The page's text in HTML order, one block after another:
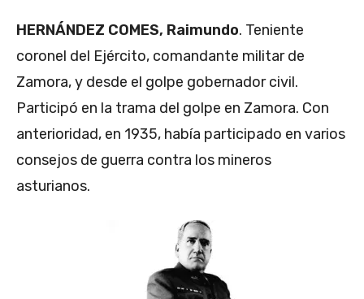
HERNÁNDEZ COMES, Raimundo. Teniente
coronel del Ejército, comandante militar de
Zamora, y desde el golpe gobernador civil.
Participó en la trama del golpe en Zamora. Con
anterioridad, en 1935, había participado en varios
consejos de guerra contra los mineros
asturianos.